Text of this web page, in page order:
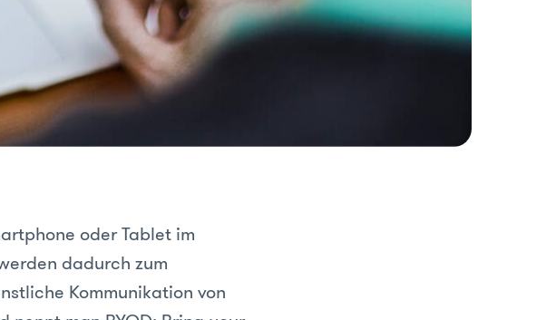
oder Tablet im
dadurch zum
Kommunikation von